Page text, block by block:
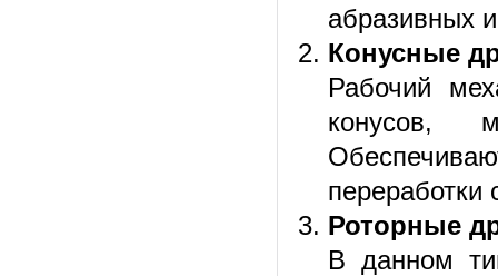
абразивных
Конусные
Рабочий
конусов,
переработки
Роторные
В данном